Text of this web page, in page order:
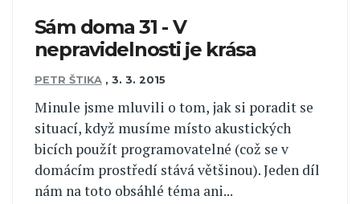
Sám doma 31 - V
nepravidelnosti je krása
PETR ŠTIKA , 3. 3. 2015
Minule jsme mluvili o tom, jak si poradit se
situací, když musíme místo akustických
bicích použít programovatelné (což se v
domácím prostředí stává většinou). Jeden díl
nám na toto obsáhlé téma ani...